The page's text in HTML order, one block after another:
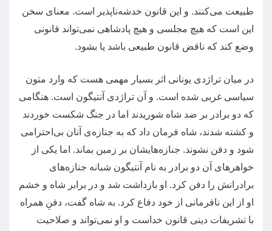
طبیعت می‌کنند. و این قانون خدشه‌ناپذیر است. معنای سخن
این است که هیچ مجلسی و هیچ پادشاهی نمی‌تواند قانونی
وضع کند که ناقض قانون طبیعی باشد یا بشود.
در میان تراژدی یونانی اثر بسیار مهمی هست که وارد متون
سیاسی غربی شده است. و آن تراژدی آنتیگون است. هنگامی
که دو برادر بر ضد شاه شوریدند اما در جنگ شکست خوردند
و کشته شدند، شاه فرمان داد که به جنازه‌ی آنان بی‌احترامی
شود و دفن نشوند. جنازه‌هایشان بر زمین بماند. اما یکی از
خواهرهای آن دو برادر به نام آنتیگون شبانه جنازه‌های
برادرانش را دفن کرد. او بازداشت شد و در برابر شاه و خشم
او از این نافرمانی از خود دفاع کرد. به شاه گفت، دفنِ همراه
با تشریفات دینی قانون خداست و او نمی‌تواند و صلاحیت